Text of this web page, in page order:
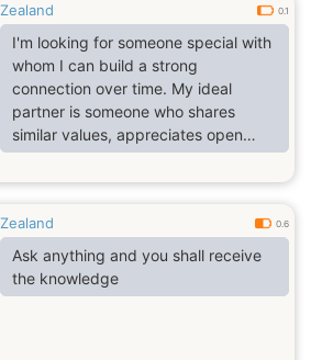
Zealand 0.1
I'm looking for someone special with
whom I can build a strong
connection over time. My ideal
partner is someone who shares
similar values, appreciates open
communication, and is ready to
create a meaningful relationship
Zealand 0.6
Ask anything and you shall receive
the knowledge